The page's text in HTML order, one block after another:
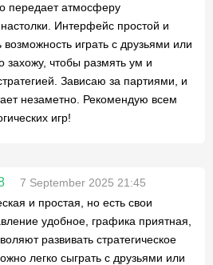
передает атмосферу
настолки. Интерфейс простой и
играть с друзьями или
захожу, чтобы размять ум и
Зависаю за партиями, и
незаметно. Рекомендую всем
игр!
7 September 2025 21:45
и простая, но есть свои
удобное, графика приятная,
развивать стратегическое
легко сыграть с друзьями или